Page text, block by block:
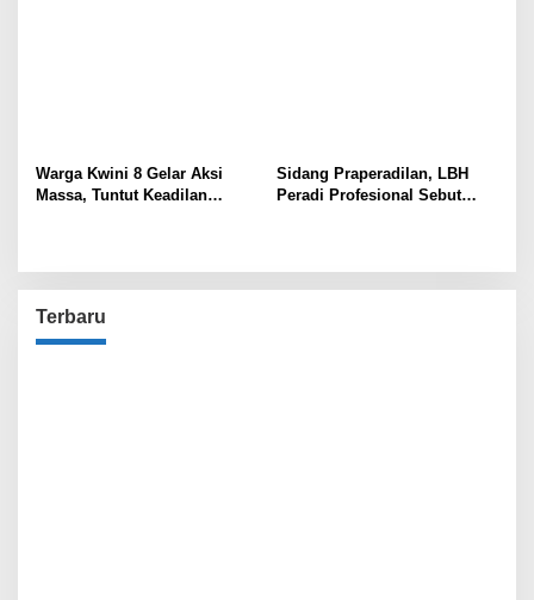
Warga Kwini 8 Gelar Aksi
Massa, Tuntut Keadilan
Sidang Praperadilan, LBH
Peradi Profesional Sebut
Terbaru